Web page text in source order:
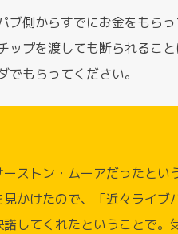
側からすでにお金をもら
プを渡しても断られること
もらってください。
ストン・ムーアだったとい
かけたので、「近々ライブ
してくれたということで。